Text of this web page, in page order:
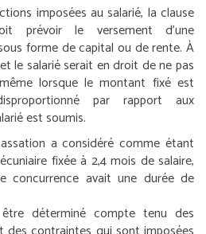
imposées au salarié, la clause
prévoir le versement d’une
forme de capital ou de rente. À
le salarié serait en droit de ne pas
lorsque le montant fixé est
par rapport aux
est soumis.
a considéré comme étant
fixée à 2,4 mois de salaire,
concurrence avait une durée de
déterminé compte tenu des